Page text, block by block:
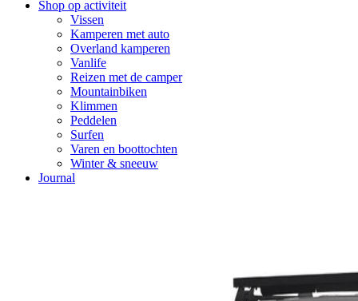
Shop op activiteit
Vissen
Kamperen met auto
Overland kamperen
Vanlife
Reizen met de camper
Mountainbiken
Klimmen
Peddelen
Surfen
Varen en boottochten
Winter & sneeuw
Journal